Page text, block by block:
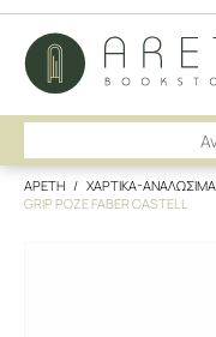
ΑΡΕΤΗ ΧΑΡΤΙΚΑ-ΑΝΑΛΩΣΙΜΑ
GRIP ΡΟΖΕ FABER CASTELL